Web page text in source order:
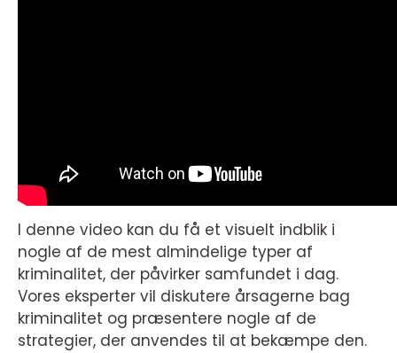
I denne video kan du få et visuelt indblik i
nogle af de mest almindelige typer af
kriminalitet, der påvirker samfundet i dag.
Vores eksperter vil diskutere årsagerne bag
kriminalitet og præsentere nogle af de
strategier, der anvendes til at bekæmpe den.